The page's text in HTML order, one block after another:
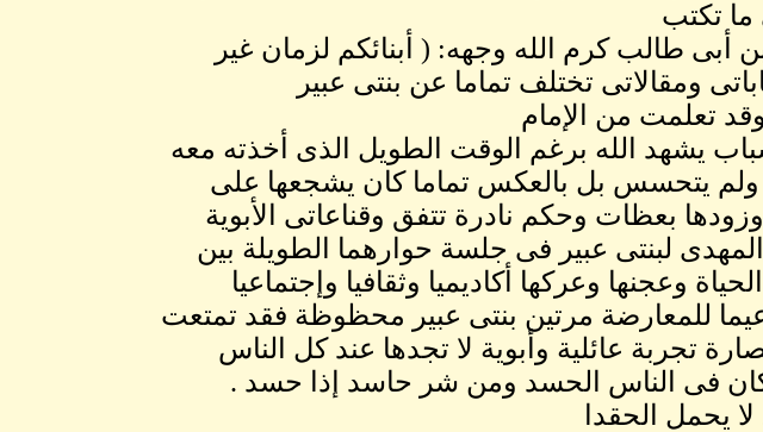
ما تكتب
أبى طالب كرم الله وجهه: ( أبنائكم لزمان غير
ومقالاتى تختلف تماما عن بنتى عبير
وقد تعلمت من الإمام
يشهد الله برغم الوقت الطويل الذى أخذته معه
ولم يتحسس بل بالعكس تماما كان يشجعها على
بعظات وحكم نادرة تتفق وقناعاتى الأبوية
المهدى لبنتى عبير فى جلسة حوارهما الطويلة بين
وعجنها وعركها أكاديميا وثقافيا وإجتماعيا
للمعارضة مرتين بنتى عبير محظوظة فقد تمتعت
تجربة عائلية وأبوية لا تجدها عند كل الناس
كان فى الناس الحسد ومن شر حاسد إذا حسد .
يحمل الحقدا